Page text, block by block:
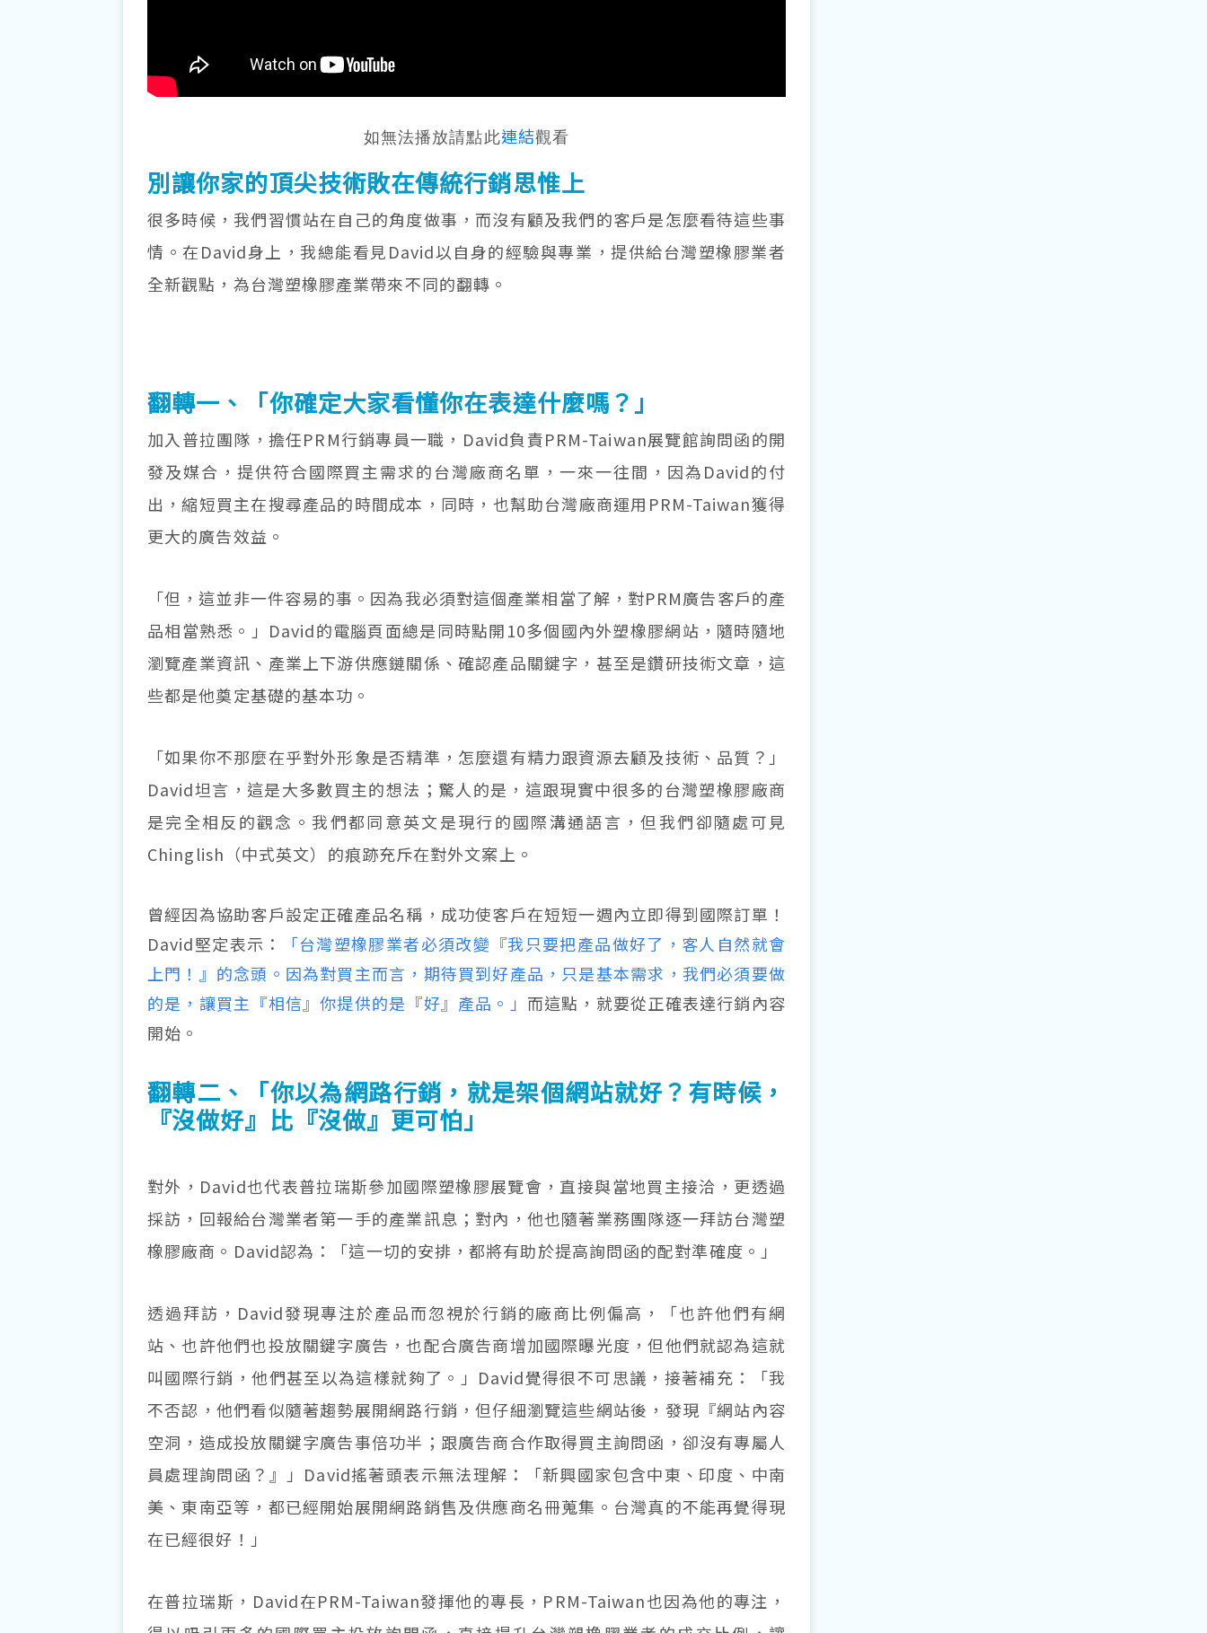
如無法播放請點此連結觀看
別讓你家的頂尖技術敗在傳統行銷思惟上
很多時候，我們習慣站在自己的角度做事，而沒有顧及我們的客戶是怎麼看待這些事
情。在David身上，我總能看見David以自身的經驗與專業，提供給台灣塑橡膠業者
全新觀點，為台灣塑橡膠產業帶來不同的翻轉。
翻轉一、「你確定大家看懂你在表達什麼嗎？」
加入普拉團隊，擔任PRM行銷專員一職，David負責PRM-Taiwan展覽館詢問函的開
發及媒合，提供符合國際買主需求的台灣廠商名單，一來一往間，因為David的付
出，縮短買主在搜尋產品的時間成本，同時，也幫助台灣廠商運用PRM-Taiwan獲得
更大的廣告效益。
「但，這並非一件容易的事。因為我必須對這個產業相當了解，對PRM廣告客戶的產
品相當熟悉。」David的電腦頁面總是同時點開10多個國內外塑橡膠網站，隨時隨地
瀏覽產業資訊、產業上下游供應鏈關係、確認產品關鍵字，甚至是鑽研技術文章，這
些都是他奠定基礎的基本功。
「如果你不那麼在乎對外形象是否精準，怎麼還有精力跟資源去顧及技術、品質？」
David坦言，這是大多數買主的想法；驚人的是，這跟現實中很多的台灣塑橡膠廠商
是完全相反的觀念。我們都同意英文是現行的國際溝通語言，但我們卻隨處可見
Chinglish（中式英文）的痕跡充斥在對外文案上。
曾經因為協助客戶設定正確產品名稱，成功使客戶在短短一週內立即得到國際訂單！
David堅定表示：
「台灣塑橡膠業者必須改變『我只要把產品做好了，客人自然就會
上門！』的念頭。因為對買主而言，期待買到好產品，只是基本需求，我們必須要做
的是，讓買主『相信』你提供的是『好』產品。」 而這點，就要從正確表達行銷內容
開始。
翻轉二、「你以為網路行銷，就是架個網站就好？有時候，
『沒做好』比『沒做』更可怕」
對外，David也代表普拉瑞斯參加國際塑橡膠展覽會，直接與當地買主接洽，更透過
採訪，回報給台灣業者第一手的產業訊息；對內，他也隨著業務團隊逐一拜訪台灣塑
橡膠廠商。David認為：「這一切的安排，都將有助於提高詢問函的配對準確度。」
透過拜訪，David發現專注於產品而忽視於行銷的廠商比例偏高，「也許他們有網
站、也許他們也投放關鍵字廣告，也配合廣告商增加國際曝光度，但他們就認為這就
叫國際行銷，他們甚至以為這樣就夠了。」David覺得很不可思議，接著補充：「我
不否認，他們看似隨著趨勢展開網路行銷，但仔細瀏覽這些網站後，發現『網站內容
空洞，造成投放關鍵字廣告事倍功半；跟廣告商合作取得買主詢問函，卻沒有專屬人
員處理詢問函？』」David搖著頭表示無法理解：「新興國家包含中東、印度、中南
美、東南亞等，都已經開始展開網路銷售及供應商名冊蒐集。台灣真的不能再覺得現
在已經很好！」
在普拉瑞斯，David在PRM-Taiwan發揮他的專長，PRM-Taiwan也因為他的專注，